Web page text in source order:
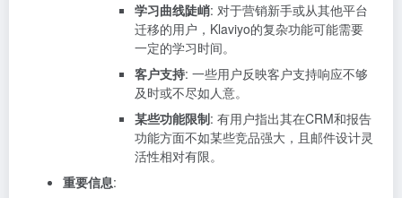
学习曲线陡峭: 对于营销新手或从其他平台
迁移的用户，Klaviyo的复杂功能可能需要
一定的学习时间。
客户支持: 一些用户反映客户支持响应不够
及时或不尽如人意。
某些功能限制: 有用户指出其在CRM和报告
功能方面不如某些竞品强大，且邮件设计灵
活性相对有限。
重要信息: